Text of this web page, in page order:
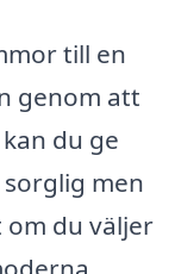
till en
genom att
du ge
men
om du väljer